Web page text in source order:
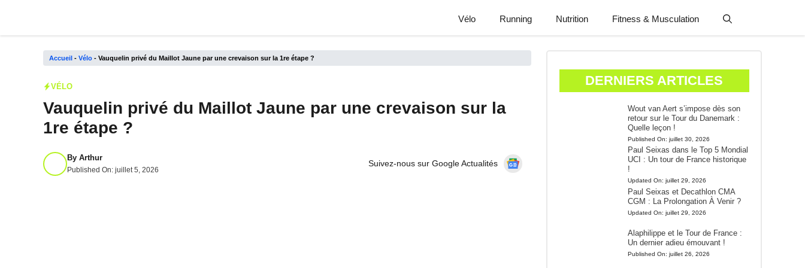
Vélo Running Nutrition Fitness & Musculation
Accueil - Vélo - Vauquelin privé du Maillot Jaune par une crevaison sur la 1re étape ?
VÉLO
Vauquelin privé du Maillot Jaune par une crevaison sur la
1re étape ?
By Arthur
Published On: juillet 5, 2026
Suivez-nous sur Google Actualités
DERNIERS ARTICLES
Wout van Aert s’impose dès son
retour sur le Tour du Danemark :
Quelle leçon !
Published On: juillet 30, 2026
Paul Seixas dans le Top 5 Mondial
UCI : Un tour de France historique
!
Updated On: juillet 29, 2026
Paul Seixas et Decathlon CMA
CGM : La Prolongation À Venir ?
Updated On: juillet 29, 2026
Alaphilippe et le Tour de France :
Un dernier adieu émouvant !
Published On: juillet 26, 2026